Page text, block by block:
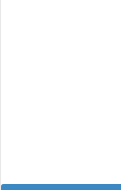
في مادة اللغة العربية